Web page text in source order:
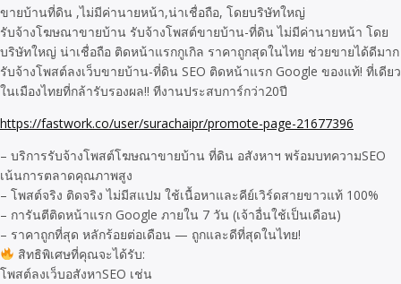
รับจ้างโฆษณาขายบ้าน รับจ้างโพสต์ขายบ้าน-ที่ดิน ไม่มีค่านายหน้า โดย
บริษัทใหญ่ น่าเชื่อถือ ติดหน้าแรกกูเกิล ราคาถูกสุดในไทย ช่วยขายได้ดีมาก
รับจ้างโพสต์ลงเว็บขายบ้าน-ที่ดิน SEO ติดหน้าแรก Google ของแท้! ที่เดียว
ในเมืองไทยที่กล้ารับรองผล!! ทีงานประสบการ์กว่า20ปี
https://fastwork.co/user/surachaipr/promote-page-21677396
– บริการรับจ้างโพสต์โฆษณาขายบ้าน ที่ดิน อสังหาฯ พร้อมบทความSEO
เน้นการตลาดคุณภาพสูง
– โพสต์จริง ติดจริง ไม่มีสแปม ใช้เนื้อหาและคีย์เวิร์ดสายขาวแท้ 100%
– การันตีติดหน้าแรก Google ภายใน 7 วัน (เจ้าอื่นใช้เป็นเดือน)
– ราคาถูกที่สุด หลักร้อยต่อเดือน — ถูกและดีที่สุดในไทย!
สิทธิพิเศษที่คุณจะได้รับ:
โพสต์ลงเว็บอสังหาSEO เช่น